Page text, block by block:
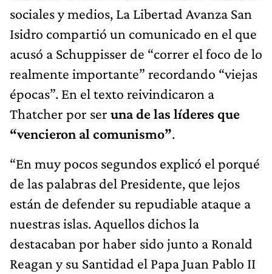
sociales y medios, La Libertad Avanza San
Isidro compartió un comunicado en el que
acusó a Schuppisser de “correr el foco de lo
realmente importante” recordando “viejas
épocas”. En el texto reivindicaron a
Thatcher por ser una de las líderes que
“vencieron al comunismo”.
“En muy pocos segundos explicó el porqué
de las palabras del Presidente, que lejos
están de defender su repudiable ataque a
nuestras islas. Aquellos dichos la
destacaban por haber sido junto a Ronald
Reagan y su Santidad el Papa Juan Pablo II